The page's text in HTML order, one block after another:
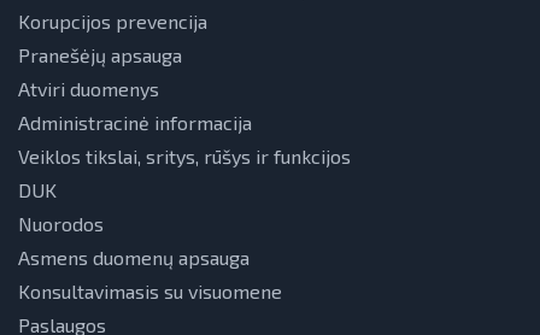
Korupcijos prevencija
Pranešėjų apsauga
Atviri duomenys
Administracinė informacija
Veiklos tikslai, sritys, rūšys ir funkcijos
DUK
Nuorodos
Asmens duomenų apsauga
Konsultavimasis su visuomene
Paslaugos